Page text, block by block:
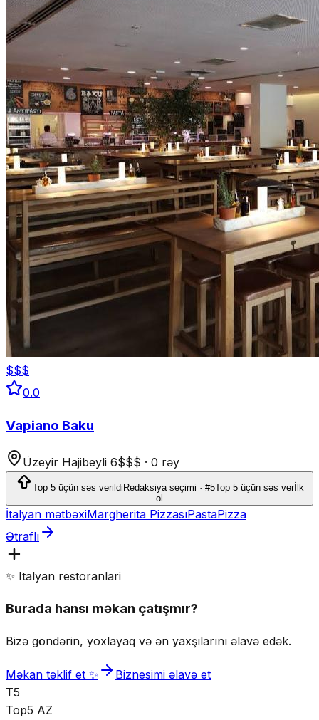
$$$
0.0
Vapiano Baku
Üzeyir Hajibeyli 6$$$ · 0 rəy
Top 5 üçün səs verildiRedaksiya seçimi · #5Top 5 üçün səs verİlk
ol
İtalyan mətbəxiMargherita PizzasıPastaPizza
Ətraflı
✨ Italyan restoranlari
Burada hansı məkan çatışmır?
Bizə göndərin, yoxlayaq və ən yaxşılarını əlavə edək.
Məkan təklif et ✨
Biznesimi əlavə et
T5
Top5 AZ